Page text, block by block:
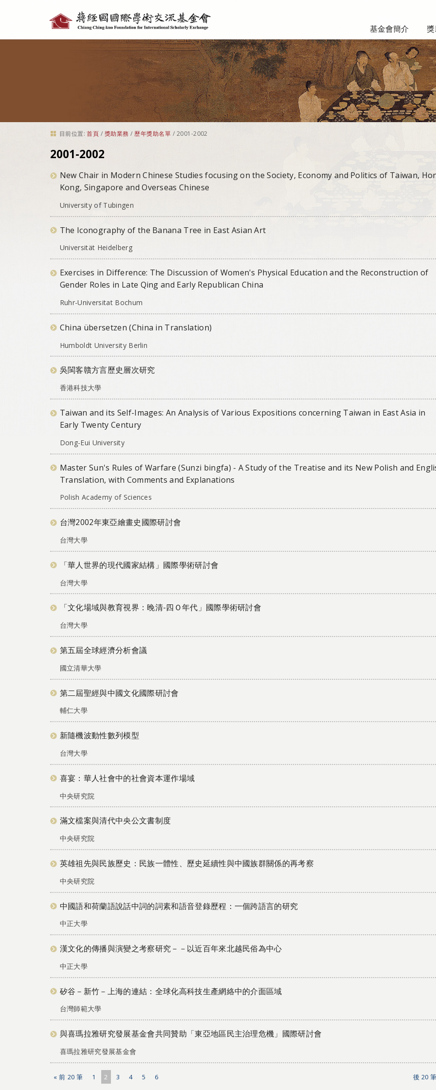
具
基金會簡介
目前位置: 首頁 / 獎助業務 / 歷年獎助名單 / 2001-2002
2001-2002
New Chair in Modern Chinese Studies focusing on the Society, Economy and Politics of Taiwan,
Kong, Singapore and Overseas Chinese
University of Tubingen
The Iconography of the Banana Tree in East Asian Art
Universität Heidelberg
Exercises in Difference: The Discussion of Women's Physical Education and the Reconstruction of
Gender Roles in Late Qing and Early Republican China
Ruhr-Universitat Bochum
China übersetzen (China in Translation)
Humboldt University Berlin
吳閩客贛方言歷史層次研究
香港科技大學
Taiwan and its Self-Images: An Analysis of Various Expositions concerning Taiwan in East Asia in
Early Twenty Century
Dong-Eui University
Master Sun's Rules of Warfare (Sunzi bingfa) - A Study of the Treatise and its New Polish and
Translation, with Comments and Explanations
Polish Academy of Sciences
台灣2002年東亞繪畫史國際研討會
台灣大學
「華人世界的現代國家結構」國際學術研討會
台灣大學
「文化場域與教育視界：晚清-四Ｏ年代」國際學術研討會
台灣大學
第五屆全球經濟分析會議
國立清華大學
第二屆聖經與中國文化國際研討會
輔仁大學
新隨機波動性數列模型
台灣大學
喜宴：華人社會中的社會資本運作場域
中央研究院
滿文檔案與清代中央公文書制度
中央研究院
英雄祖先與民族歷史：民族一體性、歷史延續性與中國族群關係的再考察
中央研究院
中國語和荷蘭語說話中詞的詞素和語音登錄歷程：一個跨語言的研究
中正大學
漢文化的傳播與演變之考察研究－－以近百年來北越民俗為中心
中正大學
矽谷－新竹－上海的連結：全球化高科技生產網絡中的介面區域
台灣師範大學
與喜瑪拉雅研究發展基金會共同贊助「東亞地區民主治理危機」國際研討會
喜瑪拉雅研究發展基金會
« 前 20 筆 後 20
1 2 3 4 5 6